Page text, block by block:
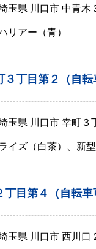
玉県 川口市 中青木
リアー（青）
丁目第２（自転
玉県 川口市 幸町３
イズ（白茶）、新
目第４（自転車
玉県 川口市 西川口